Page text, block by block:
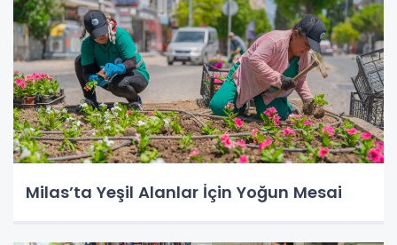
Milas’ta Yeşil Alanlar İçin Yoğun Mesai